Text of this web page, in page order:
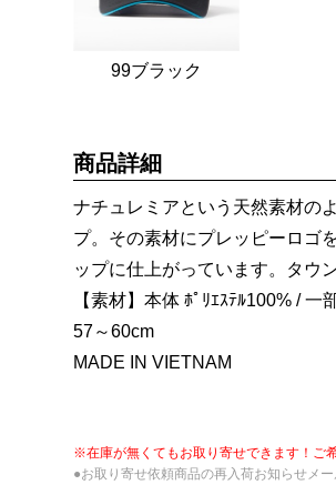
99ブラック
商品詳細
ナチュレミアという天然素材の
プ。その素材にプレッピーロゴ
ップに仕上がっています。タウ
【素材】本体 ﾎﾟﾘｴｽﾃﾙ100% / 一
57～60cm
MADE IN VIETNAM
※在庫が無くてもお取り寄せできます！ご
●お取り寄せ依頼商品の再入荷お知らせメ